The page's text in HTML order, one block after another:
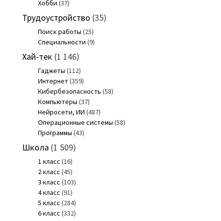
Хобби (37)
Трудоустройство (35)
Поиск работы (25)
Специальности (9)
Хай-тек (1 146)
Гаджеты (112)
Интернет(359)
Кибербезопасность (58)
Компьютеры (37)
Нейросети, ИИ (487)
Операционные системы (58)
Программы (43)
Школа (1 509)
1 класс (16)
2 класс (45)
3 класс (103)
4 класс (91)
5 класс (284)
6 класс (332)